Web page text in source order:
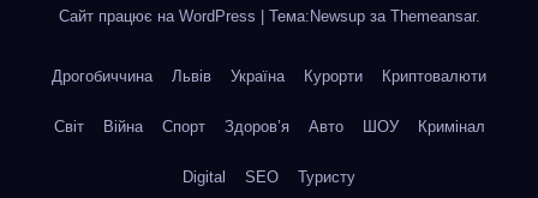
Сайт працює на WordPress | Тема:Newsup за Themeansar.
Дрогобиччина Львів Україна Курорти Криптовалюти
Світ Війна Спорт Здоров’я Авто ШОУ Кримінал
Digital SEO Туристу